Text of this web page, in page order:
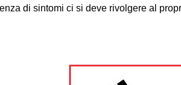
di sintomi ci si deve rivolgere al